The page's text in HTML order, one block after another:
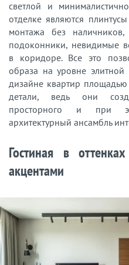
светлой и
отделке являются
монтажа без
подоконники, невидимые
в коридоре. Все это
образа на уровне
дизайне квартир
детали, ведь они
просторного и при
архитектурный ансамбль
Гостиная в
акцентами